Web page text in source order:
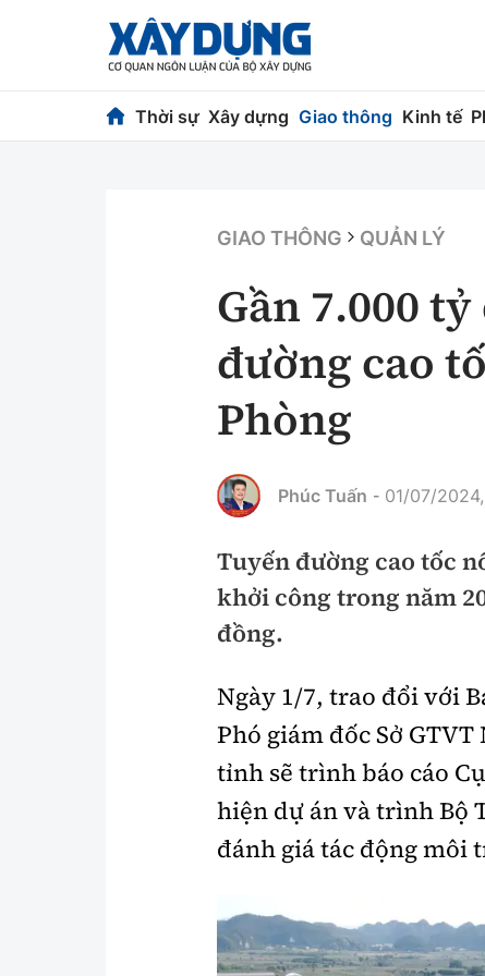
Thời sự Xây dựng Giao thông Kinh tế
Chuyện dọc đường
Chỉ đạo điều
Vật liệu xây
Giám định
Quản lý đô thị
An ninh hình sự
An toàn giao
Giao thông
ATGT địa
Lái xe an toàn
Chung tay vì
Gương sáng
xem thêm
Chất lượng sống
Văn hóa
GIAO THÔNG QUẢN LÝ
Gần 7.000
đường cao
Phòng
Phúc Tuấn - 01/07/
Tuyến đường cao tốc
khởi công trong năm
đồng.
Ngày 1/7, trao đổi với
Phó giám đốc Sở
tỉnh sẽ trình báo cáo
hiện dự án và trình Bộ
đánh giá tác động môi